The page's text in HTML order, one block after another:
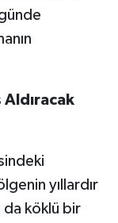
Aldıracak
yıllardır
da köklü bir